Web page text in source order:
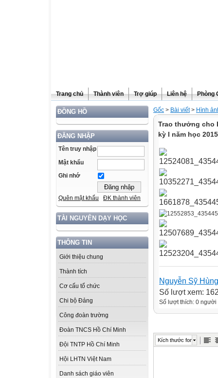
Trang chủ Thành viên Trợ giúp Liên hệ Phòng
ĐỒNG HỒ
ĐĂNG NHẬP
Tên truy nhập
Mật khẩu
Ghi nhớ
Quên mật khẩu ĐK thành viên
TÀI NGUYÊN DẠY HỌC
THÔNG TIN
Giới thiệu chung
Thành tích
Cơ cấu tổ chức
Chi bộ Đảng
Công đoàn trường
Đoàn TNCS Hồ Chí Minh
Đội TNTP Hồ Chí Minh
Hội LHTN Việt Nam
Danh sách giáo viên
Gốc > Bài viết> Hình
Trao thưởng cho
kỳ I năm học
Nguyễn Sỹ Hùng
Số lượt xem:
Số lượt thích: 0 người
Kích thước font